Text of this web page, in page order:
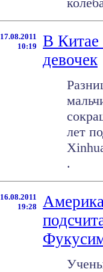
17.08.2011
10:19
В Китае
девочек
лет
.
16.08.2011
19:28